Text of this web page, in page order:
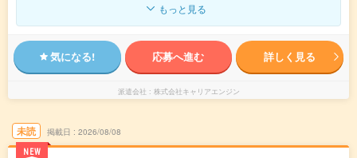
もっと見る
気になる! 応募へ進む 詳しく見る
派遣会社 株式会社キャリアエンジン
未読
NEW
掲載日 2026/08/08